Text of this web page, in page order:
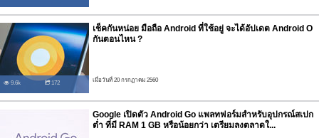
9.6k 172
เช็คกันหน่อย มือถือ Android ที่ใช้อยู่ จะได้อัปเดต Android O
กันตอนไหน ?
เมื่อวันที่ 20 กรกฏาคม 2560
Google เปิดตัว Android Go แพลทฟอร์มสำหรับอุปกรณ์สเปก
ต่ำ ที่มี RAM 1 GB หรือน้อยกว่า เตรียมลงตลาดใ...